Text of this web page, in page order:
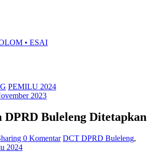
• ESAI
PEMILU 2024
2023
DPRD Buleleng Ditetapkan
0 Komentar DCT DPRD Buleleng,
2024